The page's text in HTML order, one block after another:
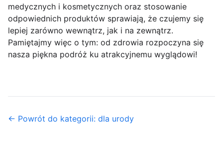
medycznych i kosmetycznych oraz stosowanie
odpowiednich produktów sprawiają, że czujemy się
lepiej zarówno wewnątrz, jak i na zewnątrz.
Pamiętajmy więc o tym: od zdrowia rozpoczyna się
nasza piękna podróż ku atrakcyjnemu wyglądowi!
← Powrót do kategorii: dla urody